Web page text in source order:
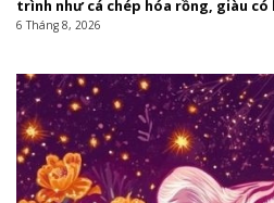
trình như cá chép hóa rồng, giàu có
6 Tháng 8, 2026